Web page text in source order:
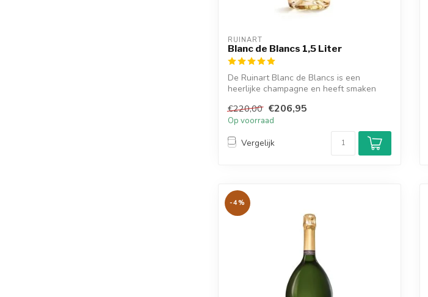
RUINART
Blanc de Blancs 1,5 Liter
De Ruinart Blanc de Blancs is een
heerlijke champagne en heeft smaken
€220,00 €206,95
Op voorraad
Vergelijk
-4%